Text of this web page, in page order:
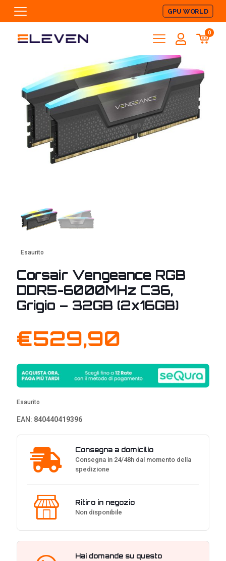
GPU WORLD
0
Esaurito
Corsair Vengeance RGB
DDR5-6000MHz C36,
Grigio – 32GB (2x16GB)
€529,90
Esaurito
EAN: 840440419396
Consegna a domicilio
Consegna in 24/48h dal momento della
spedizione
Ritiro in negozio
Non disponibile
Hai domande su questo